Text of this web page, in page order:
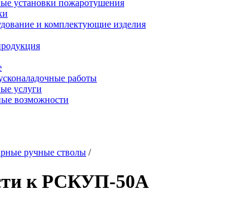
установки пожаротушения
и комплектующие изделия
работы
услуги
возможности
ручные стволы /
к РСКУП-50А